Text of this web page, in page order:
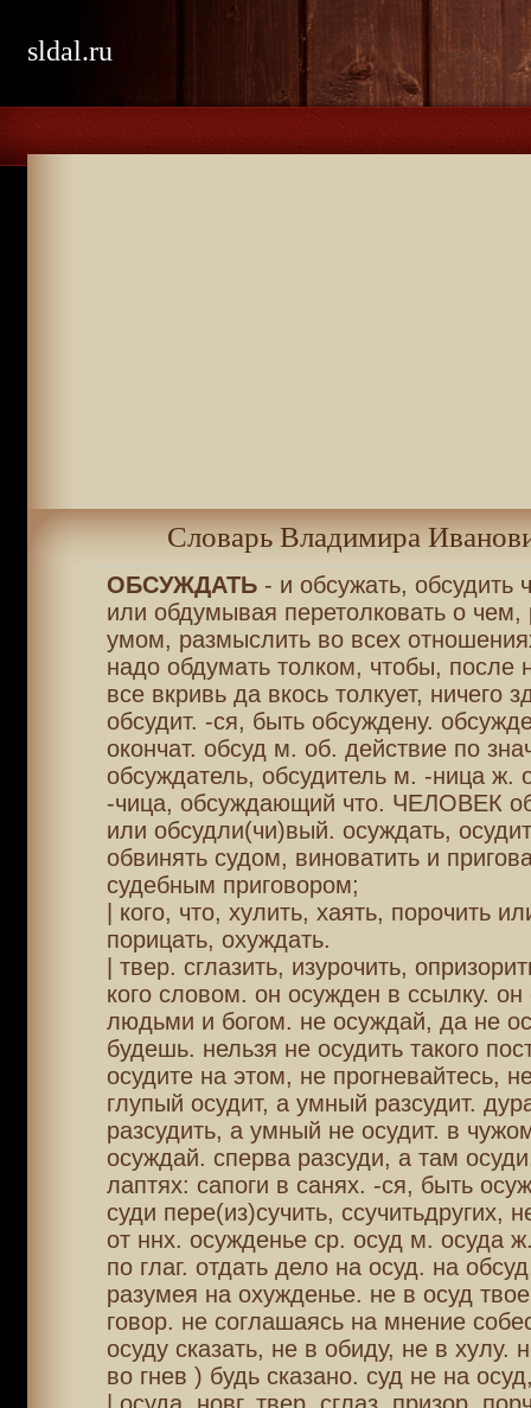
sldal.ru
Словарь Владимира
ОБСУЖДАТЬ- и обсужать, обсудить
или обдумывая перетолковать о чем,
умом, размыслить во всех
надо обдумать толком, чтобы, после
все вкривь да вкось толкует, ничего
обсудит. -ся, быть обсуждену.
окончат. обсуд м. об. действие по
обсуждатель, обсудитель м. -ница ж.
-чица, обсуждающий что. ЧЕЛОВЕК
или обсудли(чи)вый. осуждать,
обвинять судом, виноватить и
судебным приговором;
| кого, что, хулить, хаять, порочить
порицать, охуждать.
| твер. сглазить, изурочить,
кого словом. он осужден в ссылку.
людьми и богом. не осуждай, да не
будешь. нельзя не осудить такого
осудите на этом, не прогневайтесь,
глупый осудит, а умный разсудит.
разсудить, а умный не осудит. в
осуждай. сперва разсуди, а там
лаптях: сапоги в санях. -ся, быть
суди пере(из)сучить, ссучитьдругих,
от ннх. осужденье ср. осуд м. осуда
по глаг. отдать дело на осуд. на
разумея на охужденье. не в осуд
говор. не соглашаясь на мнение
осуду сказать, не в обиду, не в хулу.
во гнев ) будь сказано. суд не на